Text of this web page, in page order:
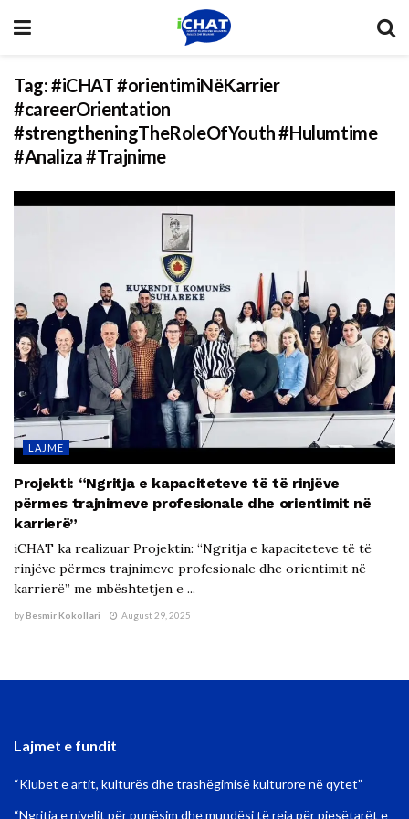
Tag:#iCHAT #orientimiNëKarrier
#careerOrientation
#strengtheningTheRoleOfYouth #Hulumtime
#Analiza #Trajnime
LAJME
Projekti: “Ngritja e kapaciteteve të të rinjëve
përmes trajnimeve profesionale dhe orientimit në
karrierë”
iCHAT ka realizuar Projektin: “Ngritja e kapaciteteve të të
rinjëve përmes trajnimeve profesionale dhe orientimit në
karrierë” me mbështetjen e ...
by Besmir Kokollari August 29, 2025
Lajmet e fundit
“Klubet e artit, kulturës dhe trashëgimisë kulturore në qytet”
“Ngritja e nivelit për punësim dhe mundësi të reja për pjesëtarët e